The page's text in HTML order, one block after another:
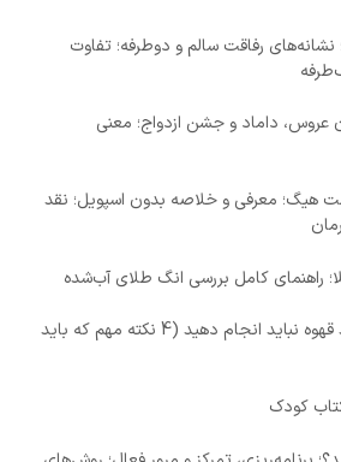
رفاقت سالم و دوطرفه؛ تفاوت
عروس، داماد و جشن ازدواج؛ معنی
هیگ؛ معرفی و خلاصه بدون اسپویل؛ نقد
راهنمای کامل بررسی انگ طلای آب‌شده
اشتباهاتی که هنگام خرید قهوه نباید انجام دهید (4 نکته مهم که باید
کودک